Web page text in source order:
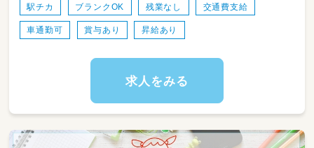
駅チカ ブランクOK 残業なし 交通費支給
車通勤可 賞与あり 昇給あり
求人をみる